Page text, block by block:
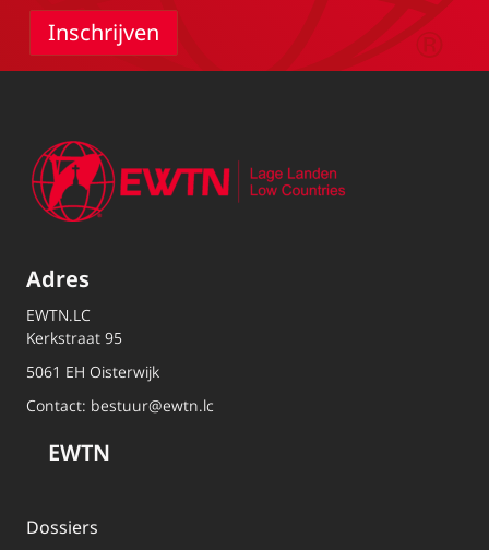
Adres
EWTN.LC
Kerkstraat 95
5061 EH Oisterwijk
Contact: bestuur@ewtn.lc
EWTN
Dossiers